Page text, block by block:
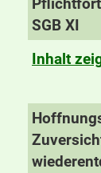
SGB XI
Inhalt